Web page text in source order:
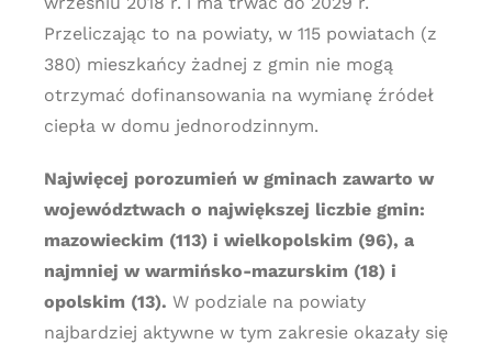
Przeliczając to na powiaty, w 115 powiatach (z
380) mieszkańcy żadnej z gmin nie mogą
otrzymać dofinansowania na wymianę źródeł
ciepła w domu jednorodzinnym.
Najwięcej porozumień w gminach zawarto w
województwach o największej liczbie gmin:
mazowieckim (113) i wielkopolskim (96), a
najmniej w warmińsko-mazurskim (18) i
opolskim (13). W podziale na powiaty
najbardziej aktywne w tym zakresie okazały się